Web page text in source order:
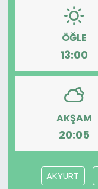
ÖĞLE
13:00
AKŞAM
20:05
AKYURT